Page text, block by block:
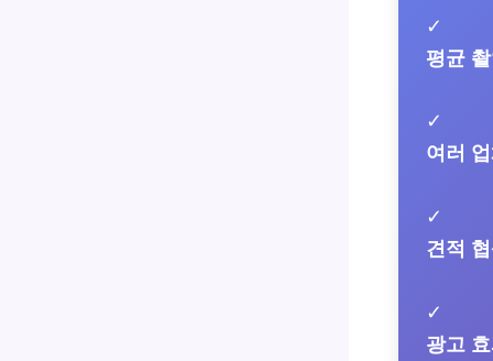
✓
평균
✓
여러
✓
견적
✓
광고